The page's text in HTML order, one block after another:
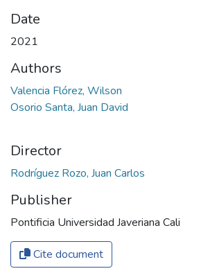
Date
2021
Authors
Valencia Flórez, Wilson
Osorio Santa, Juan David
Director
Rodríguez Rozo, Juan Carlos
Publisher
Pontificia Universidad Javeriana Cali
Cite document